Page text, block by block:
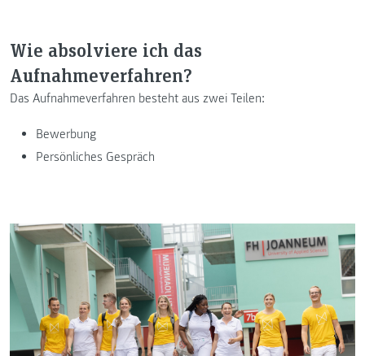
Wie absolviere ich das
Aufnahmeverfahren?
Das Aufnahmeverfahren besteht aus zwei Teilen:
Bewerbung
Persönliches Gespräch